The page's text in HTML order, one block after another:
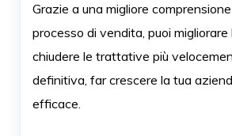
Grazie a una migliore
processo di vendita, puoi migliorare
chiudere le trattative più
definitiva, far crescere la tua
efficace.